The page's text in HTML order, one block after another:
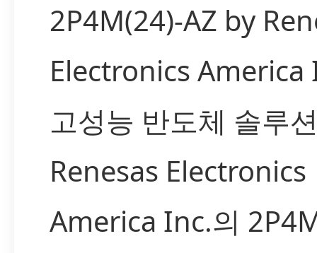
2P4M(24)-AZ by
Electronics
고성능 반도체 솔루
Renesas Electronics
America Inc.의